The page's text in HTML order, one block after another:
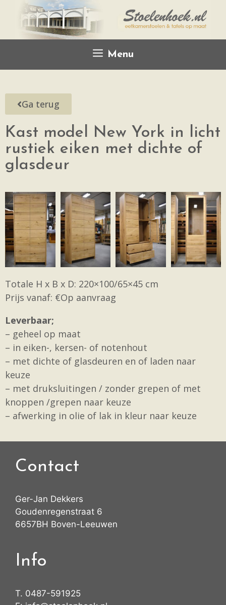
Menu
Ga terug
Kast model New York in licht
rustiek eiken met dichte of
glasdeur
Totale H x B x D: 220×100/65×45 cm
Prijs vanaf: €Op aanvraag
Leverbaar;
– geheel op maat
– in eiken-, kersen- of notenhout
– met dichte of glasdeuren en of laden naar
keuze
– met druksluitingen / zonder grepen of met
knoppen /grepen naar keuze
– afwerking in olie of lak in kleur naar keuze
Contact
Ger-Jan Dekkers
Goudenregenstraat 6
6657BH Boven-Leeuwen
Info
T. 0487-591925